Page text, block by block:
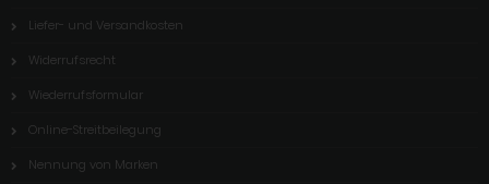
Liefer- und Versandkosten
Widerrufsrecht
Wiederrufsformular
Online-Streitbeilegung
Nennung von Marken